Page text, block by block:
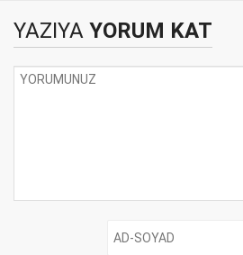
YAZIYA YORUM KAT